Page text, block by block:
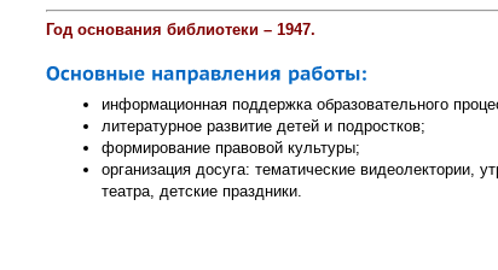
Год основания библиотеки – 1947.
информационная поддержка образовательного
литературное развитие детей и подростков;
формирование правовой культуры;
организация досуга: тематические видеолектории,
театра, детские праздники.